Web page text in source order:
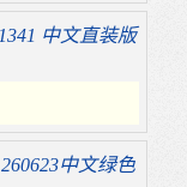
中文直装版
中文绿色